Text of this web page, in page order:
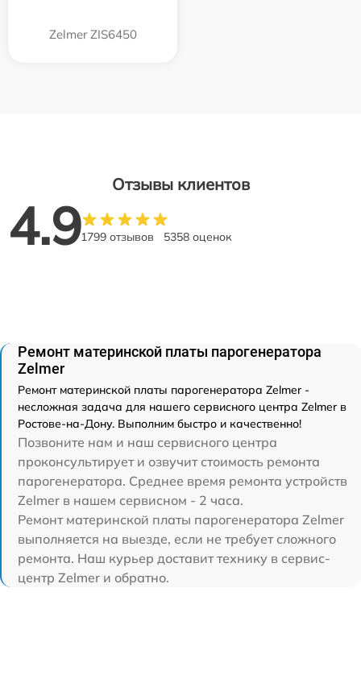
Zelmer ZIS6450
Отзывы клиентов
4.91799 отзывов 5358 оценок
Ремонт материнской платы парогенератора
Zelmer
Ремонт материнской платы парогенератора Zelmer -
несложная задача для нашего сервисного центра Zelmer в
Ростове-на-Дону. Выполним быстро и качественно!
Позвоните нам и наш сервисного центра
проконсультирует и озвучит стоимость ремонта
парогенератора. Среднее время ремонта устройств
Zelmer в нашем сервисном - 2 часа.
Ремонт материнской платы парогенератора Zelmer
выполняется на выезде, если не требует сложного
ремонта. Наш курьер доставит технику в сервис-
центр Zelmer и обратно.